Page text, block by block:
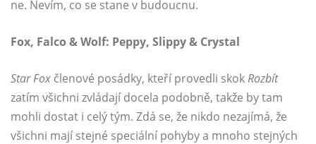
ne. Nevím, co se stane v budoucnu.
Fox, Falco & Wolf: Peppy, Slippy & Crystal
Star Fox členové posádky, kteří provedli skokRozbít
zatím všichni zvládají docela podobně, takže by tam
mohli dostat i celý tým. Zdá se, že nikdo nezajímá, že
všichni mají stejné speciální pohyby a mnoho stejných